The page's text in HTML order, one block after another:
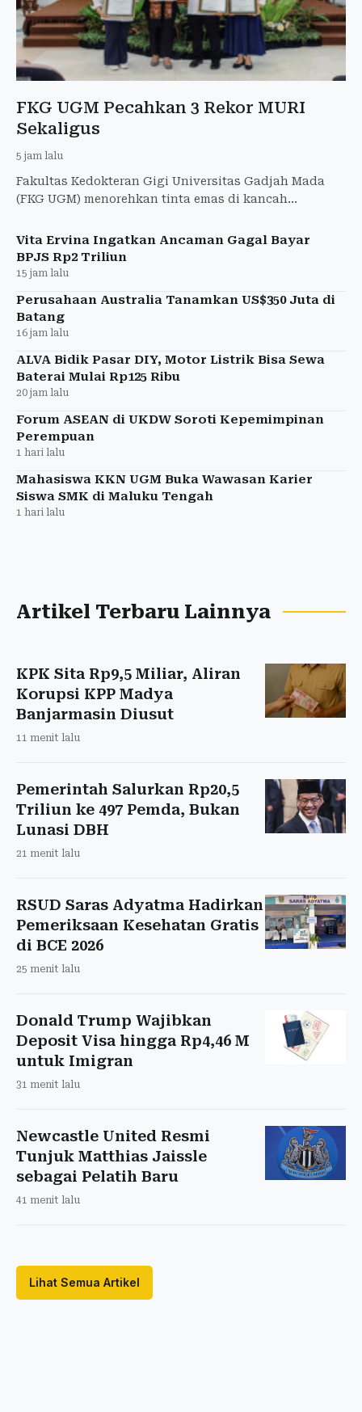
FKG UGM Pecahkan 3 Rekor MURI
Sekaligus
5 jam lalu
Fakultas Kedokteran Gigi Universitas Gadjah Mada
(FKG UGM) menorehkan tinta emas di kancah
dunia.
Vita Ervina Ingatkan Ancaman Gagal Bayar
BPJS Rp2 Triliun
15 jam lalu
Perusahaan Australia Tanamkan US$350 Juta di
Batang
16 jam lalu
ALVA Bidik Pasar DIY, Motor Listrik Bisa Sewa
Baterai Mulai Rp125 Ribu
20 jam lalu
Forum ASEAN di UKDW Soroti Kepemimpinan
Perempuan
1 hari lalu
Mahasiswa KKN UGM Buka Wawasan Karier
Siswa SMK di Maluku Tengah
1 hari lalu
Artikel Terbaru Lainnya
KPK Sita Rp9,5 Miliar, Aliran
Korupsi KPP Madya
Banjarmasin Diusut
11 menit lalu
Pemerintah Salurkan Rp20,5
Triliun ke 497 Pemda, Bukan
Lunasi DBH
21 menit lalu
RSUD Saras Adyatma Hadirkan
Pemeriksaan Kesehatan Gratis
di BCE 2026
25 menit lalu
Donald Trump Wajibkan
Deposit Visa hingga Rp4,46 M
untuk Imigran
31 menit lalu
Newcastle United Resmi
Tunjuk Matthias Jaissle
sebagai Pelatih Baru
41 menit lalu
Lihat Semua Artikel